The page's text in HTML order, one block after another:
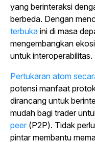
yang berinteraksi
berbeda. Dengan
terbuka ini di masa
mengembangkan
untuk interoperabilitas.
Pertukaran atom
potensi manfaat
dirancang untuk
mudah bagi trader
peer (P2P). Tidak
pintar membantu